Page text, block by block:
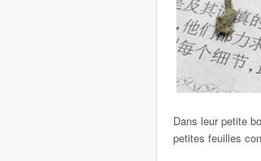
Dans leur petite
petites feuilles